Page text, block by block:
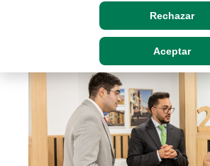
Rechazar
Aceptar
Lun, 16/02/2026 - 12:00